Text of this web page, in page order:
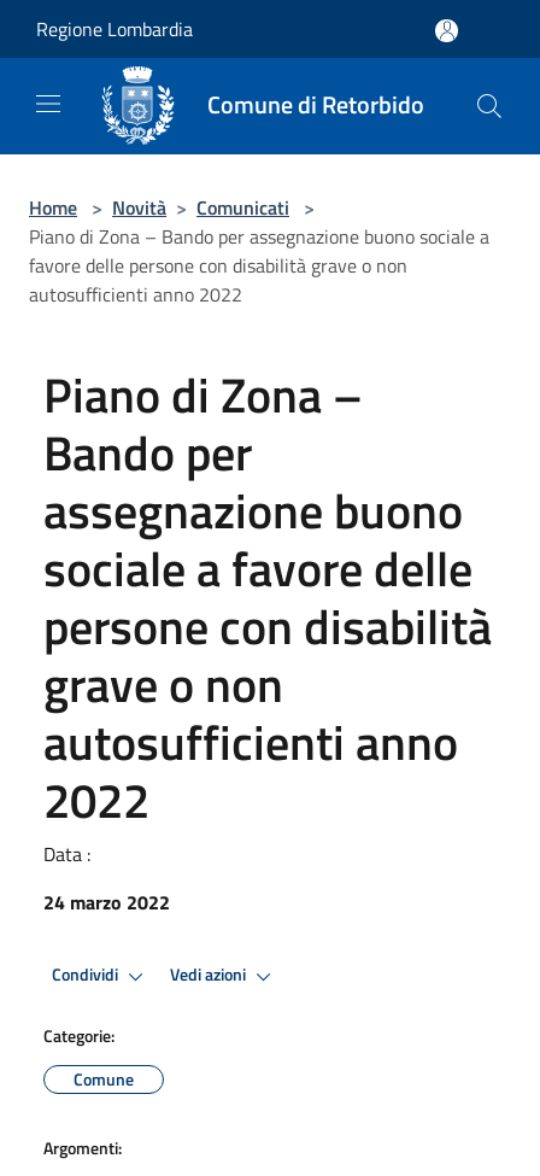
Regione Lombardia
Comune di Retorbido
Home > Novità > Comunicati >
Piano di Zona – Bando per assegnazione buono sociale a
favore delle persone con disabilità grave o non
autosufficienti anno 2022
Piano di Zona –
Bando per
assegnazione buono
sociale a favore delle
persone con disabilità
grave o non
autosufficienti anno
2022
Data :
24 marzo 2022
Condividi Vedi azioni
Categorie:
Comune
Argomenti: